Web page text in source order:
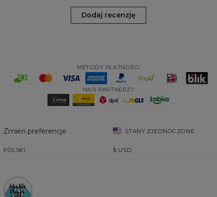
Dodaj recenzję
METODY PŁATNOŚCI
NASI PARTNERZY
Zmień preferencje STANY ZJEDNOCZONE
POLSKI $ USD